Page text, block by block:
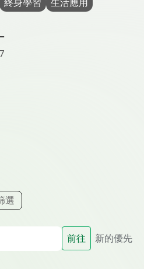
終身學習
生活應用
選
前往 新的優先